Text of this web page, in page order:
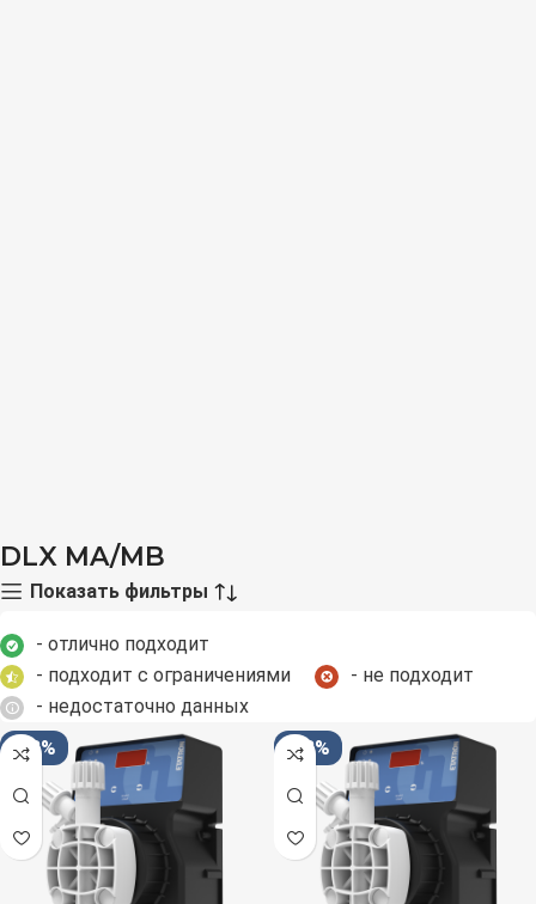
DLX MA/MB
Показать фильтры
- отлично подходит
- подходит с ограничениями
- не подходит
- недостаточно данных
-33%
-33%